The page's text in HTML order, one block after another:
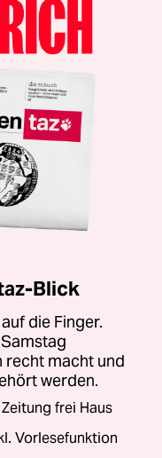
Blick
die Finger.
recht macht und
werden.
frei Haus
Vorlesefunktion